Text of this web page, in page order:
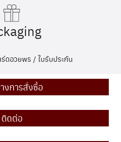
ดอวยพร / ใบรับประกัน
งการสั่งซื้อ
ติดต่อ